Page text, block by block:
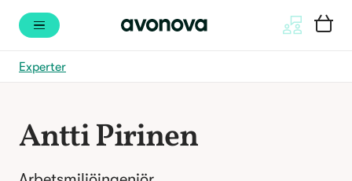
Experter
Antti Pirinen